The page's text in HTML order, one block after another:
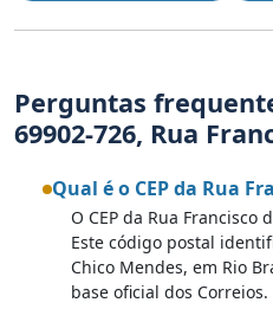
Perguntas
69902-726, Rua
Qual é o CEP da Rua
O CEP da Rua Francisco
Este código postal
Chico Mendes, em Rio
base oficial dos Correios.